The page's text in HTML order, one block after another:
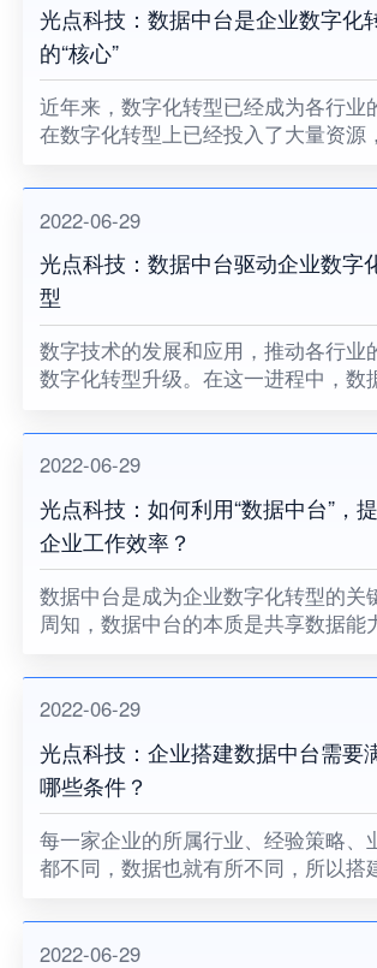
光点科技：数据中台是企业数字化
的“核心”
近年来，数字化转型已经成为各行业
在数字化转型上已经投入了大量资源
验，并实现敏捷运营，而数据中台是
型的“核心”。
2022-06-29
光点科技：数据中台驱动企业数字
型
数字技术的发展和应用，推动各行业
数字化转型升级。在这一进程中，数
2022-06-29
光点科技：如何利用“数据中台”，
企业工作效率？
数据中台是成为企业数字化转型的关
周知，数据中台的本质是共享数据能
2022-06-29
光点科技：企业搭建数据中台需要
哪些条件？
每一家企业的所属行业、经验策略、
都不同，数据也就有所不同，所以搭
的。
2022-06-29